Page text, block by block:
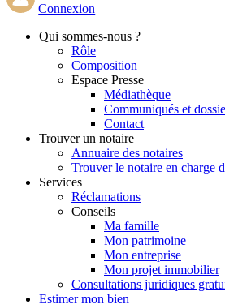
Connexion
Qui sommes-nous ?
Rôle
Composition
Espace Presse
Médiathèque
Communiqués et
Contact
Trouver un notaire
Annuaire des notaires
Trouver le notaire en charge
Services
Réclamations
Conseils
Ma famille
Mon patrimoine
Mon entreprise
Mon projet immobilier
Consultations juridiques
Estimer mon bien